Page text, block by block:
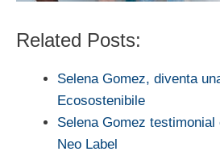
Related Posts:
Selena Gomez, diventa
Ecosostenibile
Selena Gomez
Neo Label